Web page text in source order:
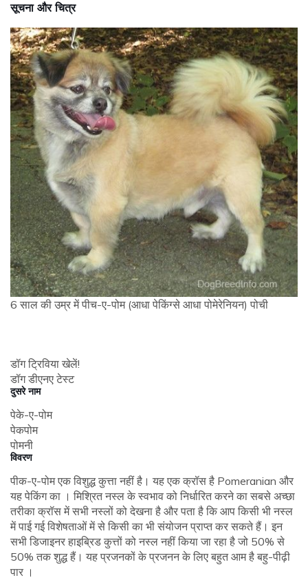
सूचना और चित्र
6 साल की उम्र में पीच-ए-पोम (आधा पेकिंग्से आधा पोमेरेनियन) पोची
डॉग ट्रिविया खेलें!
डॉग डीएनए टेस्ट
दुसरे नाम
पेके-ए-पोम
पेकपोम
पोमनी
विवरण
पीक-ए-पोम एक विशुद्ध कुत्ता नहीं है। यह एक क्रॉस है Pomeranian और
यह पेकिंग का । मिश्रित नस्ल के स्वभाव को निर्धारित करने का सबसे अच्छा
तरीका क्रॉस में सभी नस्लों को देखना है और पता है कि आप किसी भी नस्ल
में पाई गई विशेषताओं में से किसी का भी संयोजन प्राप्त कर सकते हैं। इन
सभी डिजाइनर हाइब्रिड कुत्तों को नस्ल नहीं किया जा रहा है जो 50% से
50% तक शुद्ध हैं। यह प्रजनकों के प्रजनन के लिए बहुत आम है बहु-पीढ़ी
पार ।